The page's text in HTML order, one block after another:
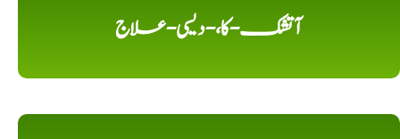
آتشک-کا،-دیسی-علاج